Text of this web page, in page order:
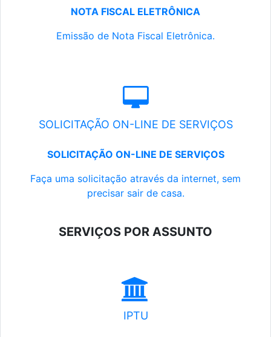
NOTA FISCAL ELETRÔNICA
Emissão de Nota Fiscal Eletrônica.
SOLICITAÇÃO ON-LINE DE SERVIÇOS
SOLICITAÇÃO ON-LINE DE SERVIÇOS
Faça uma solicitação através da internet, sem
precisar sair de casa.
SERVIÇOS POR ASSUNTO
IPTU